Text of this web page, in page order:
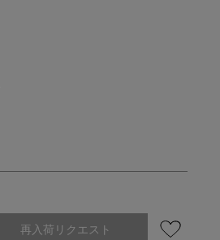
再入荷リクエスト